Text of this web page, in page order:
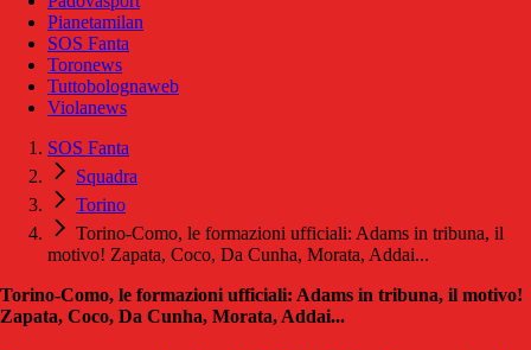
Pianetamilan
SOS Fanta
Toronews
Tuttobolognaweb
Violanews
SOS Fanta
Squadra
Torino
Torino-Como, le formazioni ufficiali: Adams in tribuna, il
motivo! Zapata, Coco, Da Cunha, Morata, Addai...
Torino-Como, le formazioni ufficiali: Adams in tribuna, il motivo!
Zapata, Coco, Da Cunha, Morata, Addai...